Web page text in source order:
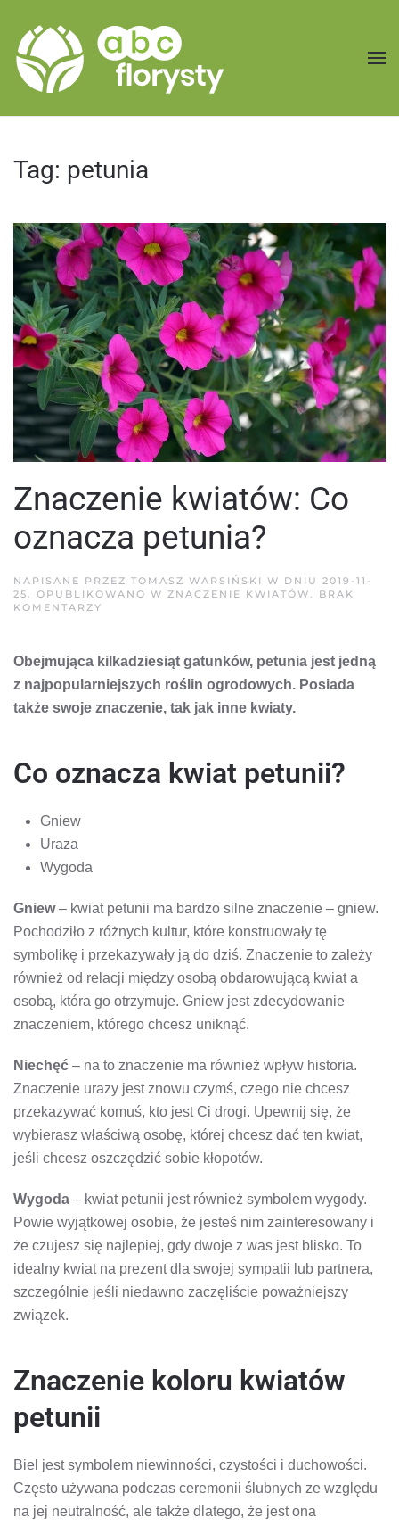
Przejdź do treści głównej
Tag: petunia
Znaczenie kwiatów: Co
oznacza petunia?
NAPISANE PRZEZ TOMASZ WARSIŃSKI W DNIU 2019-11-
25. OPUBLIKOWANO W ZNACZENIE KWIATÓW. BRAK
KOMENTARZY
OZNACZA
Obejmująca kilkadziesiąt gatunków, petunia jest jedną
z najpopularniejszych roślin ogrodowych. Posiada
także swoje znaczenie, tak jak inne kwiaty.
Co oznacza kwiat petunii?
Gniew
Uraza
Wygoda
Gniew– kwiat petunii ma bardzo silne znaczenie – gniew.
Pochodziło z różnych kultur, które konstruowały tę
symbolikę i przekazywały ją do dziś. Znaczenie to zależy
również od relacji między osobą obdarowującą kwiat a
osobą, która go otrzymuje. Gniew jest zdecydowanie
znaczeniem, którego chcesz uniknąć.
Niechęć – na to znaczenie ma również wpływ historia.
Znaczenie urazy jest znowu czymś, czego nie chcesz
przekazywać komuś, kto jest Ci drogi. Upewnij się, że
wybierasz właściwą osobę, której chcesz dać ten kwiat,
jeśli chcesz oszczędzić sobie kłopotów.
Wygoda – kwiat petunii jest również symbolem wygody.
Powie wyjątkowej osobie, że jesteś nim zainteresowany i
że czujesz się najlepiej, gdy dwoje z was jest blisko. To
idealny kwiat na prezent dla swojej sympatii lub partnera,
szczególnie jeśli niedawno zaczęliście poważniejszy
związek.
Znaczenie koloru kwiatów
petunii
Biel jest symbolem niewinności, czystości i duchowości.
Często używana podczas ceremonii ślubnych ze względu
na jej neutralność, ale także dlatego, że jest ona